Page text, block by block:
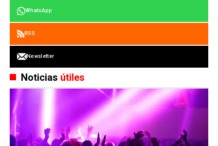
WhatsApp
RSS
Newsletter
Noticias útiles